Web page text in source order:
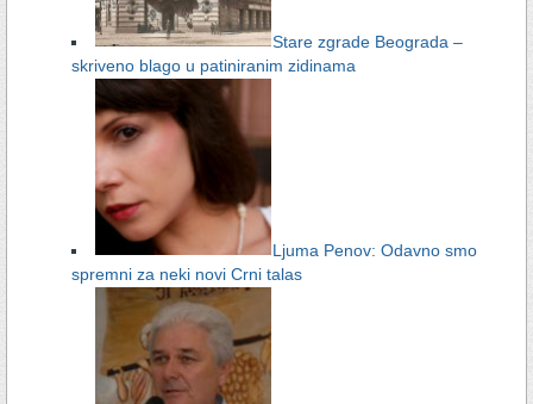
Stare zgrade Beograda –
skriveno blago u patiniranim zidinama
Ljuma Penov: Odavno smo
spremni za neki novi Crni talas